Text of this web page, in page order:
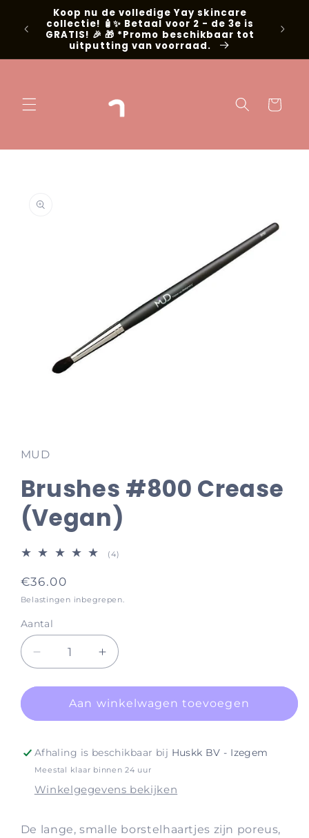
Meteen naar
de content
Koop nu de volledige Yay skincare
collectie! 🧴✨ Betaal voor 2 - de 3e is
GRATIS! 🎉 🎁 *Promo beschikbaar tot
uitputting van voorraad.
in
modaal
MUD
Brushes #800 Crease
(Vegan)
(4)
Normale
prijs
€36.00
Belastingen inbegrepen.
Aantal
Aantal
verlagen
voor
Brushes
#800
(Vegan)
Aantal
verhogen
voor
Brushes
#800
(Vegan)
Aan winkelwagen toevoegen
Afhaling is beschikbaar bij Huskk BV - Izegem
Meestal klaar binnen 24 uur
Winkelgegevens bekijken
De lange, smalle borstelhaartjes zijn poreus,